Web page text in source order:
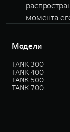
момента
Модели
TANK 300
TANK 400
TANK 500
TANK 700